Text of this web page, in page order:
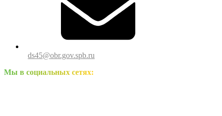
ds45@obr.gov.spb.ru
Мы в социальных сетях: